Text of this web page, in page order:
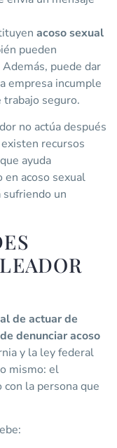
acoso sexual
pueden
puede dar
empresa incumple
trabajo seguro.
no actúa después
recursos
ayuda
en acoso sexual
un
de actuar de
denunciar acoso
y la ley federal
mismo: el
la persona que